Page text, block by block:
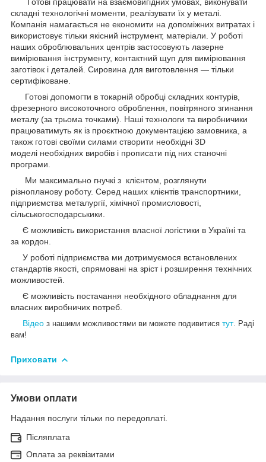
складні технологічні моменти, реалізувати їх у металі.
Компанія намагається не економити на допоміжних витратах і
використовує тільки якісний інструмент, матеріали. У роботі
наших оброблювальних центрів застосовують лазерне
вимірювання інструменту, контактний щуп для вимірювання
заготівок і деталей. Сировина для виготовлення — тільки
сертифіковане.
Готові допомогти в токарній обробці складних контурів,
фрезерного високоточного оброблення, повітряного згинання
металу (за трьома точками). Наші технологи та виробничики
працюватимуть як із проєктною документацією замовника, а
також готові своїми силами створити необхідні 3D
моделі необхідних виробів і прописати під них станочні
програми.
Ми максимально гнучкі з клієнтом, розглянути
різнопланову роботу. Серед наших клієнтів транспортники,
підприємства металургії, хімічної промисловості,
сільськогосподарськики.
Є можливість використання власної логістики в Україні та
за кордон.
У роботі підприємства ми дотримуємося встановлених
стандартів якості, спрямовані на зріст і розширення технічних
можливостей.
Є можливість постачання необхідного обладнання для
власних виробничих потреб.
Відео з нашими можливостями ви можете подивитися тут. Раді
вам!
Приховати
Умови оплати
Надання послуги тільки по передоплаті.
Післяплата
Оплата за реквізитами